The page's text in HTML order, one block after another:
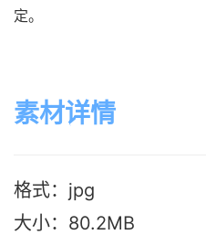
定。
素材详情
格式：jpg
大小：80.2MB